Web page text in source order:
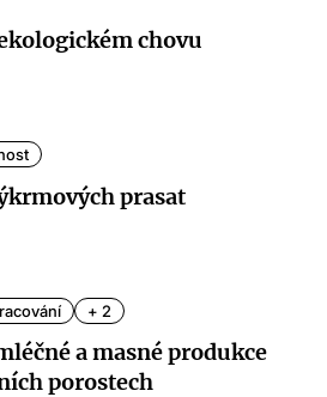
chovu
prasat
+ 2
a masné produkce
porostech